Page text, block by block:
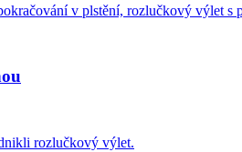
v plstění, rozlučkový výlet s
rozlučkový výlet.